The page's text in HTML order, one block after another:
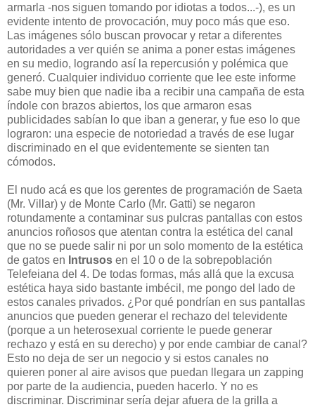
armarla -nos siguen tomando por idiotas a todos...-), es un
evidente intento de provocación, muy poco más que eso.
Las imágenes sólo buscan provocar y retar a diferentes
autoridades a ver quién se anima a poner estas imágenes
en su medio, logrando así la repercusión y polémica que
generó. Cualquier individuo corriente que lee este informe
sabe muy bien que nadie iba a recibir una campaña de esta
índole con brazos abiertos, los que armaron esas
publicidades sabían lo que iban a generar, y fue eso lo que
lograron: una especie de notoriedad a través de ese lugar
discriminado en el que evidentemente se sienten tan
cómodos.
El nudo acá es que los gerentes de programación de Saeta
(Mr. Villar) y de Monte Carlo (Mr. Gatti) se negaron
rotundamente a contaminar sus pulcras pantallas con estos
anuncios roñosos que atentan contra la estética del canal
que no se puede salir ni por un solo momento de la estética
de gatos en Intrusos en el 10 o de la sobrepoblación
Telefeiana del 4. De todas formas, más allá que la excusa
estética haya sido bastante imbécil, me pongo del lado de
estos canales privados. ¿Por qué pondrían en sus pantallas
anuncios que pueden generar el rechazo del televidente
(porque a un heterosexual corriente le puede generar
rechazo y está en su derecho) y por ende cambiar de canal?
Esto no deja de ser un negocio y si estos canales no
quieren poner al aire avisos que puedan llegara un zapping
por parte de la audiencia, pueden hacerlo. Y no es
discriminar. Discriminar sería dejar afuera de la grilla a